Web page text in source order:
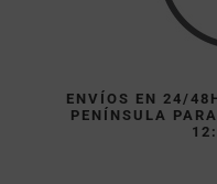
ENVÍOS EN 24/
PENÍNSULA